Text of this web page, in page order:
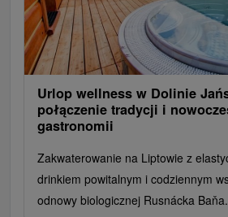
Urlop wellness w Dolinie
połączenie tradycji i
gastronomii
Zakwaterowanie na Liptowie z
drinkiem powitalnym i codziennym
odnowy biologicznej Rusnácka Baňa.